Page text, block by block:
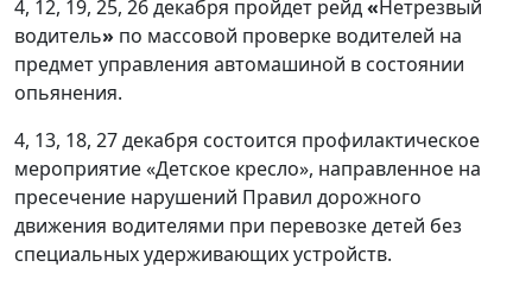
4, 12, 19, 25, 26 декабря пройдет рейд«Нетрезвый
водитель» по массовой проверке водителей на
предмет управления автомашиной в состоянии
опьянения.
4, 13, 18, 27 декабря состоится профилактическое
мероприятие «Детское кресло», направленное на
пресечение нарушений Правил дорожного
движения водителями при перевозке детей без
специальных удерживающих устройств.